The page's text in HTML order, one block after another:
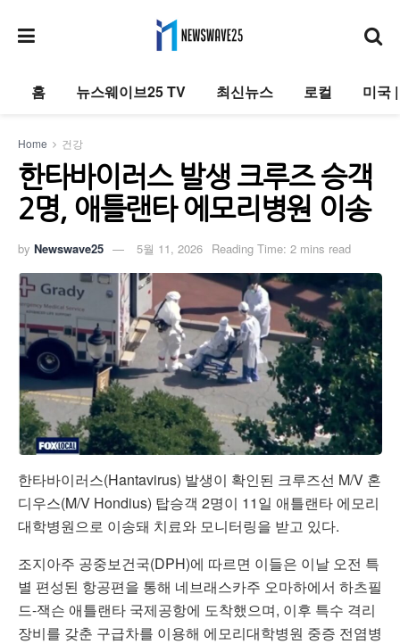
홈 뉴스웨이브25 TV 최신뉴스 로컬 미국
Home 건강
한타바이러스 발생 크루즈 승객
2명, 애틀랜타 에모리병원 이송
by Newswave25 5월 11, 2026 Reading Time: 2 mins read
한타바이러스(Hantavirus) 발생이 확인된 크루즈선 M/V 혼
디우스(M/V Hondius) 탑승객 2명이 11일 애틀랜타 에모리
대학병원으로 이송돼 치료와 모니터링을 받고 있다.
조지아주 공중보건국(DPH)에 따르면 이들은 이날 오전 특
별 편성된 항공편을 통해 네브래스카주 오마하에서 하츠필
드-잭슨 애틀랜타 국제공항에 도착했으며, 이후 특수 격리
장비를 갖춘 구급차를 이용해 에모리대학병원 중증 전염병